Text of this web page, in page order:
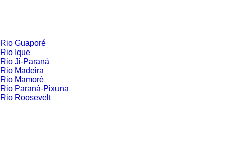
Rio Guaporé
Rio Ique
Rio Ji-Paraná
Rio Madeira
Rio Mamoré
Rio Paraná-Pixuna
Rio Roosevelt